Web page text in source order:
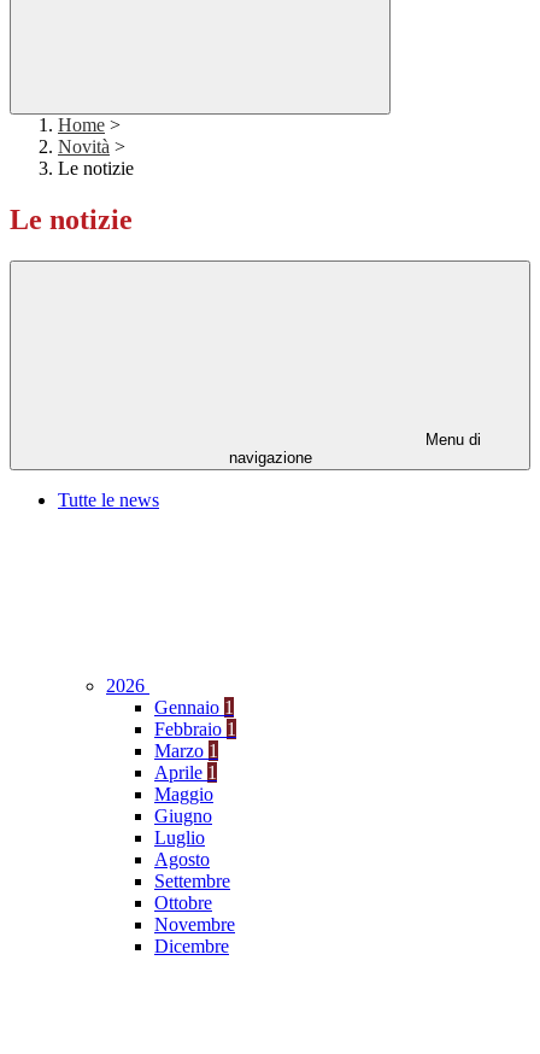
Home >
Novità >
Le notizie
Le notizie
Menu di
navigazione
Tutte le news
2026
Gennaio 1
Febbraio 1
Marzo 1
Aprile 1
Maggio
Giugno
Luglio
Agosto
Settembre
Ottobre
Novembre
Dicembre